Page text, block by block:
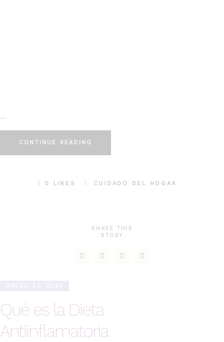
CONTINUE READING
0 LIKES CUIDADO DEL HOGAR
SHARE THIS
STORY
Qué es la Dieta
Antiinflamatoria